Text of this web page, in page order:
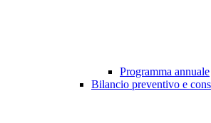
Programma annuale
Bilancio preventivo e